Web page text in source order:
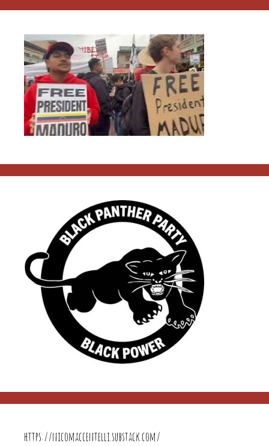
https://nicomaccentelli.substack.com/